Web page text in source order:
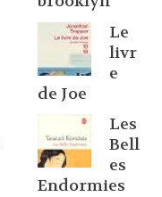
Le
livr
e
de Joe
Les
Bell
es
Endormies